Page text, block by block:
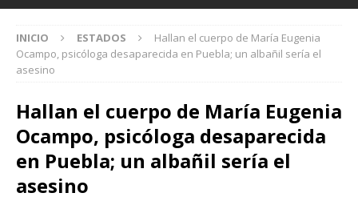
INICIO ESTADOS
Hallan el cuerpo de María Eugenia
Ocampo, psicóloga desaparecida en Puebla; un albañil sería el
asesino
Hallan el cuerpo de María Eugenia
Ocampo, psicóloga desaparecida
en Puebla; un albañil sería el
asesino